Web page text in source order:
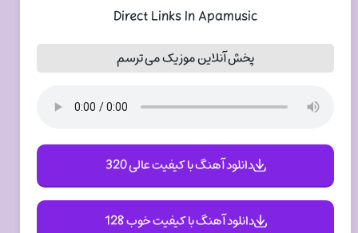
Direct Links In Apamusic
پخش آنلاین موزیک می ترسم
دانلود آهنگ با کیفیت عالی 320
دانلود آهنگ با کیفیت خوب 128